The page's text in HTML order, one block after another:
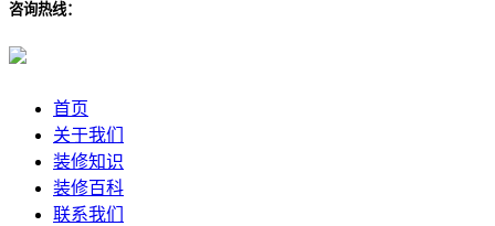
咨询热线：
首页
关于我们
装修知识
装修百科
联系我们